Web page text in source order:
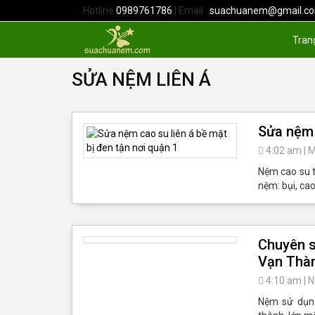
Hotline 0989761786 | Email :
SỬA NỆM LIÊN Á
Sửa
4:02 am
Nệm cao su
nệm: bụi,
Chuyên
Vạn
4:10 am
Nệm sử